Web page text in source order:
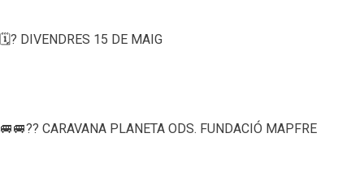
🗓? DIVENDRES 15 DE MAIG
🚐🚐?? CARAVANA PLANETA ODS. FUNDACIÓ MAPFRE